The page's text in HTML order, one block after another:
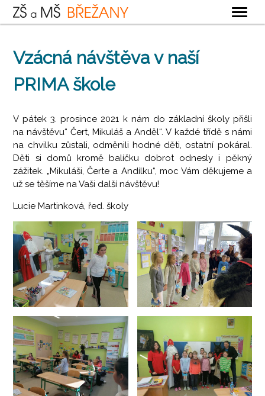
ZÁKLADNÍ ŠKOLA
MATEŘSKÁ ŠKOLA
ŠKOLNÍ JÍDELNA
KONTAKTY
Vzácná návštěva v naší
PRIMA škole
V pátek 3. prosince 2021 k nám do základní školy přišli
na návštěvu“ Čert, Mikuláš a Anděl“. V každé třídě s námi
na chvilku zůstali, odměnili hodné děti, ostatní pokáral.
Děti si domů kromě balíčku dobrot odnesly i pěkný
zážitek. „Mikuláši, Čerte a Andílku“, moc Vám děkujeme a
už se těšíme na Vaši další návštěvu!
Lucie Martinková, řed. školy